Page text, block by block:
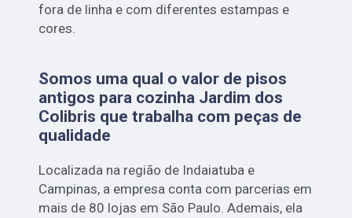
fora de linha e com diferentes estampas e
cores.
Somos uma qual o valor de pisos
antigos para cozinha Jardim dos
Colibris que trabalha com peças de
qualidade
Localizada na região de Indaiatuba e
Campinas, a empresa conta com parcerias em
mais de 80 lojas em São Paulo. Ademais, ela